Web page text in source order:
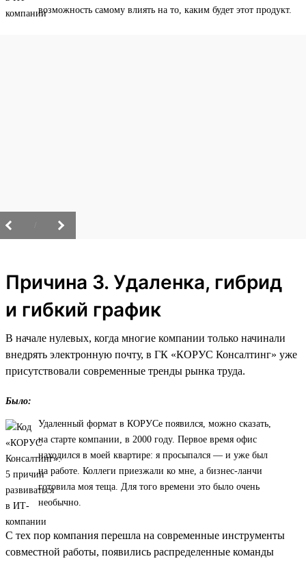
возможность самому влиять на то, каким будет этот продукт.
Причина 3. Удаленка, гибрид
и гибкий график
В начале нулевых, когда многие компании только начинали
внедрять электронную почту, в ГК «КОРУС Консалтинг» уже
присутствовали современные тренды рынка труда.
Было:
Удаленный формат в КОРУСе появился, можно сказать,
на старте компании, в 2000 году. Первое время офис
находился в моей квартире: я просыпался — и уже был
на работе. Коллеги приезжали ко мне, а бизнес-ланчи
готовила моя теща. Для того времени это было очень
необычно.
С тех пор компания перешла на современные инструменты
совместной работы, появились распределенные команды